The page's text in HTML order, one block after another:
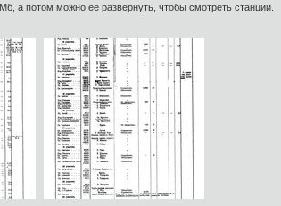
а потом можно её развернуть, чтобы смотреть станции.